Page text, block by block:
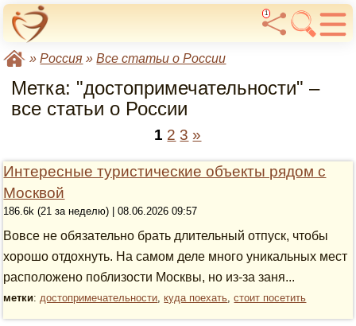
1
»Россия »Все статьи о России
Метка: "достопримечательности" –
все статьи о России
1 2 3 »
Интересные туристические объекты рядом с
Москвой
186.6k (21 за неделю) | 08.06.2026 09:57
Вовсе не обязательно брать длительный отпуск, чтобы
хорошо отдохнуть. На самом деле много уникальных мест
расположено поблизости Москвы, но из-за заня...
метки:достопримечательности,куда поехать,стоит посетить